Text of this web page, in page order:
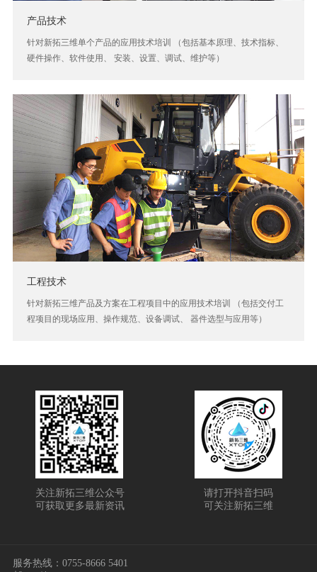
产品技术
针对新拓三维单个产品的应用技术培训 （包括基本原理、技术指标、
硬件操作、软件使用、 安装、设置、调试、维护等）
工程技术
针对新拓三维产品及方案在工程项目中的应用技术培训 （包括交付工
程项目的现场应用、操作规范、设备调试、 器件选型与应用等）
关注新拓三维公众号
可获取更多最新资讯
请打开抖音扫码
可关注新拓三维
服务热线： 0755-8666 5401